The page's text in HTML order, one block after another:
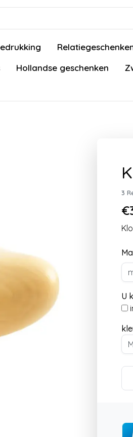
Hollandse geschenken
3
U